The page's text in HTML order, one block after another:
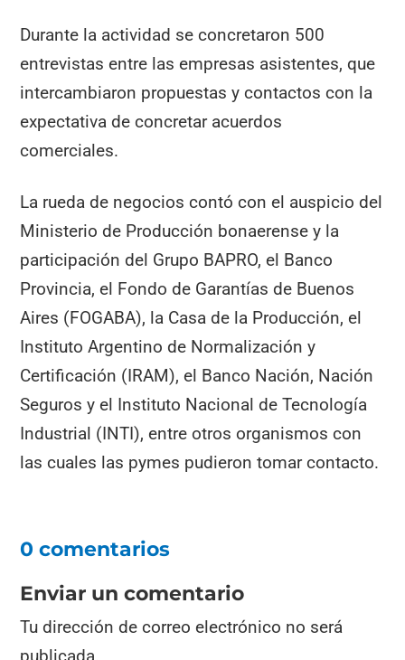
Durante la actividad se concretaron 500
entrevistas entre las empresas asistentes, que
intercambiaron propuestas y contactos con la
expectativa de concretar acuerdos
comerciales.
La rueda de negocios contó con el auspicio del
Ministerio de Producción bonaerense y la
participación del Grupo BAPRO, el Banco
Provincia, el Fondo de Garantías de Buenos
Aires (FOGABA), la Casa de la Producción, el
Instituto Argentino de Normalización y
Certificación (IRAM), el Banco Nación, Nación
Seguros y el Instituto Nacional de Tecnología
Industrial (INTI), entre otros organismos con
las cuales las pymes pudieron tomar contacto.
0 comentarios
Enviar un comentario
Tu dirección de correo electrónico no será
publicada.